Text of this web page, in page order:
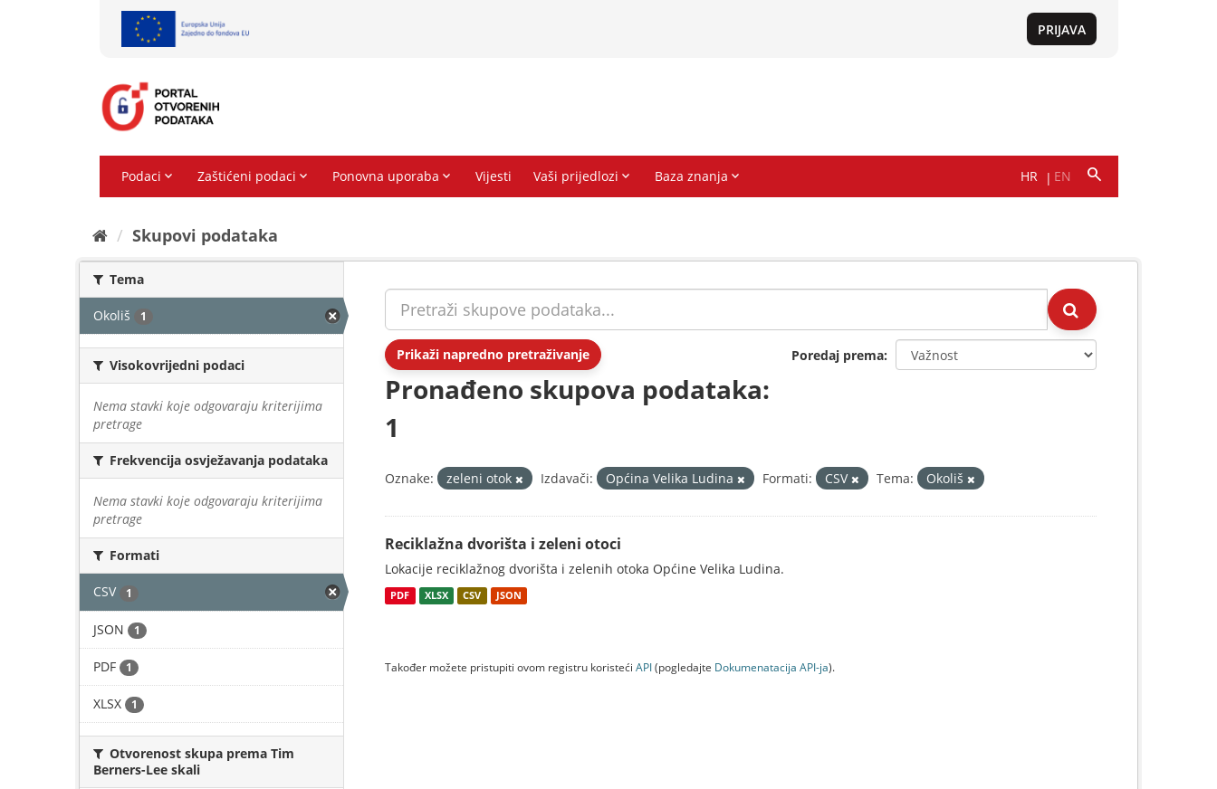
Skupovi podаtаkа
Tema
Okoliš 1
Visokovrijedni podaci
Nema stavki koje odgovaraju kriterijima
pretrage
Frekvencija osvježavanja podataka
Nema stavki koje odgovaraju kriterijima
pretrage
Formati
CSV 1
JSON 1
PDF 1
XLSX 1
Otvorenost skupa prema Tim
Berners-Lee skali
Prikaži napredno pretraživanje Poredaj prema
Pronađeno skupova podataka:
1
Oznake: zeleni otok Izdavači: Općina Velika Ludina Formati: CSV Tema: Okoliš
Reciklažna dvorišta i zeleni otoci
Lokacije reciklažnog dvorišta i zelenih otoka Općine Velika Ludina.
PDF XLSX CSV JSON
Također možete pristupiti ovom registru koristeći API(pogledajte Dokumenаtаcijа API-jа).